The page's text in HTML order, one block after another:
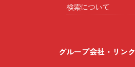
検索について
グループ会社・リンク